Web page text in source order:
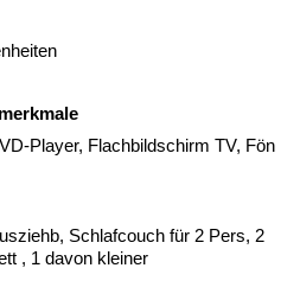
Player, Flachbildschirm TV, Fön
Schlafcouch für 2 Pers, 2
, 1 davon kleiner